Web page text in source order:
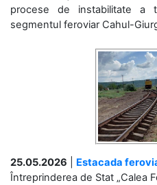
procese de instabilitate a
segmentul feroviar Cahul-
25.05.2026
Estacada
Întreprinderea de Stat „Calea